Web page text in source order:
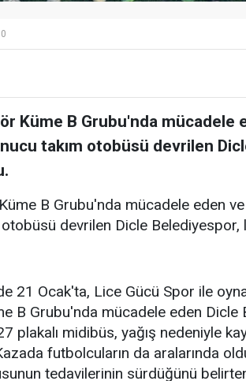
Küme B Grubu'nda mücadele
takım otobüsü devrilen
B Grubu'nda mücadele eden
devrilen Dicle Belediyespor,
21 Ocak'ta, Lice Gücü Spor ile
B Grubu'nda mücadele eden Dicle
plakalı midibüs, yağış nedeniyle
futbolcuların da aralarında
tedavilerinin sürdüğünü